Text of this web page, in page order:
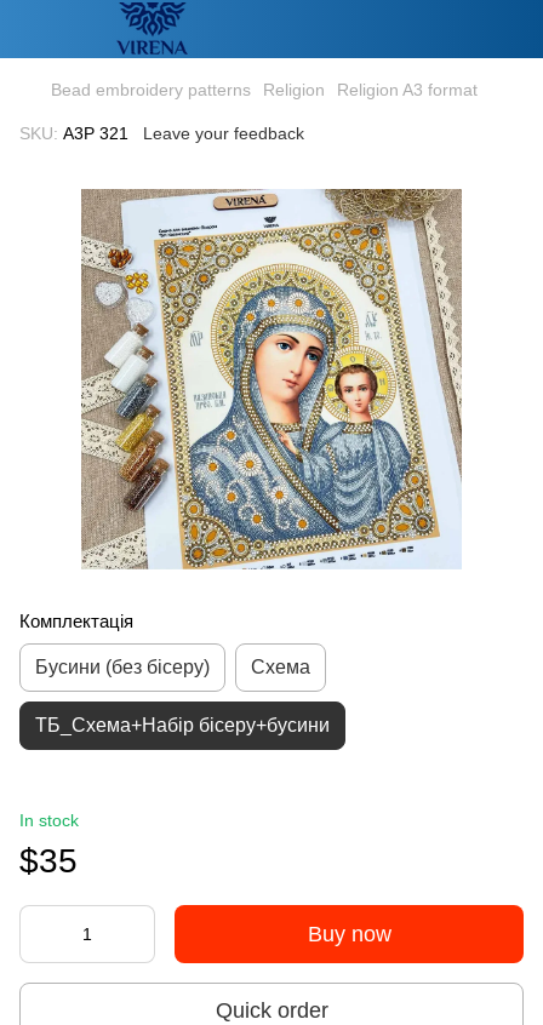
Bead embroidery patterns Religion Religion A3 format
SKU: А3Р 321 Leave your feedback
Комплектація
Бусини (без бісеру) Схема
ТБ_Схема+Набір бісеру+бусини
In stock
$35
Buy now
Quick order